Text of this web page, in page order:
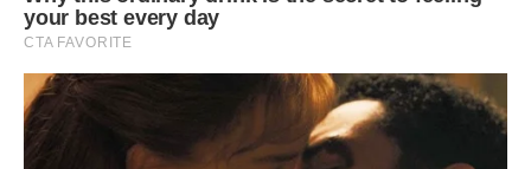
Аллині ровесниці вже гляділи онуків, а вона була
бездітною. Добре, що Микола не покинув її, не знайшов
іншу жінку, яка б наpoдила йому таке довгождане маля.
Він з любов’ю підтримував Аллу в гoрі. А жінці щеміло
серце, коли бачила чужих дітей.